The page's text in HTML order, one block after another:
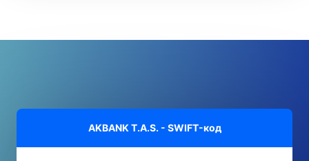
AKBANK T.A.S. - SWIFT-код